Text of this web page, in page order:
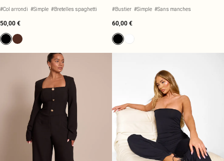
JAMBES DROITES
#Col arrondi #Simple #Bretelles spaghetti
50,00 €
DENTELLE
#Bustier #Simple #Sans manches
60,00 €